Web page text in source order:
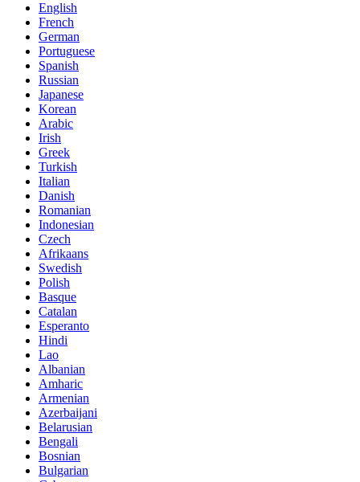
English
French
German
Portuguese
Spanish
Russian
Japanese
Korean
Arabic
Irish
Greek
Turkish
Italian
Danish
Romanian
Indonesian
Czech
Afrikaans
Swedish
Polish
Basque
Catalan
Esperanto
Hindi
Lao
Albanian
Amharic
Armenian
Azerbaijani
Belarusian
Bengali
Bosnian
Bulgarian